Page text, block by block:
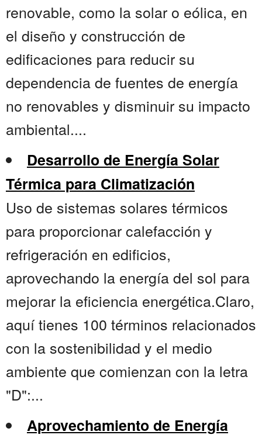
renovable, como la solar o eólica, en
el diseño y construcción de
edificaciones para reducir su
dependencia de fuentes de energía
no renovables y disminuir su impacto
ambiental....
Desarrollo de Energía Solar
Térmica para Climatización
Uso de sistemas solares térmicos
para proporcionar calefacción y
refrigeración en edificios,
aprovechando la energía del sol para
mejorar la eficiencia energética.Claro,
aquí tienes 100 términos relacionados
con la sostenibilidad y el medio
ambiente que comienzan con la letra
"D":...
Aprovechamiento de Energía